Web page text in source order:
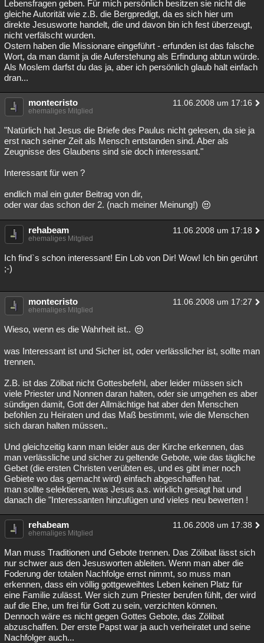
Lebensfragen geben. Für mich persönlich besitzen sie nicht die
gleiche Autorität wie z.B. die Bergpredigt, da es sich hier um
direkte Jesusworte handelt, die und davon bin ich fest überzeugt,
nicht verfälscht wurden.
Ostern haben die Missionare eingeführt - erfunden ist das falsche
Wort, da man damit ja die Auferstehung als Erfindung abtun würde.
Als Moslem darfst du das ja, aber ich persönlich glaub halt einfach
dran...
montecristo 11.06.2008 um 17:16
ehemaliges Mitglied
"Natürlich hat Jesus die Briefe des Paulus nicht gelesen, da sie ja
erst nach seiner Zeit als Mensch entstanden sind. Aber als
Zeugnisse des Glaubens sind sie doch interessant."
Interessant für wen ?
endlich mal ein guter Beitrag von dir,
oder war das schon der 2. (nach meiner Meinung!)
rehabeam 11.06.2008 um 17:18
ehemaliges Mitglied
Ich find`s schon interessant! Ein Lob von Dir! Wow! Ich bin gerührt
;-)
montecristo 11.06.2008 um 17:27
ehemaliges Mitglied
Wieso, wenn es die Wahrheit ist..
was Interessant ist und Sicher ist, oder verlässlicher ist, sollte man
trennen.
Z.B. ist das Zölbat nicht Gottesbefehl, aber leider müssen sich
viele Priester und Nonnen daran halten, oder sie umgehen es aber
sündigen damit, Gott der Allmächtige hat aber den Menschen
befohlen zu Heiraten und das Maß bestimmt, wie die Menschen
sich daran halten müssen..
Und gleichzeitig kann man leider aus der Kirche erkennen, das
man verlässliche und sicher zu geltende Gebote, wie das tägliche
Gebet (die ersten Christen verübten es, und es gibt imer noch
Gebiete wo das gemacht wird) einfach abgeschaffen hat.
man sollte selektieren, was Jesus a.s. wirklich gesagt hat und
danach die "Interessanten hinzufügen und vieles neu bewerten !
rehabeam 11.06.2008 um 17:38
ehemaliges Mitglied
Man muss Traditionen und Gebote trennen. Das Zölibat lässt sich
nur schwer aus den Jesusworten ableiten. Wenn man aber die
Foderung der totalen Nachfolge ernst nimmt, so muss man
erkennen, dass ein völlig gottgeweihtes Leben keinen Platz für
eine Familie zulässt. Wer sich zum Priester berufen fühlt, der wird
auf die Ehe, um frei für Gott zu sein, verzichten können.
Dennoch wäre es nicht gegen Gottes Gebote, das Zölibat
abzuschaffen. Der erste Papst war ja auch verheiratet und seine
Nachfolger auch...